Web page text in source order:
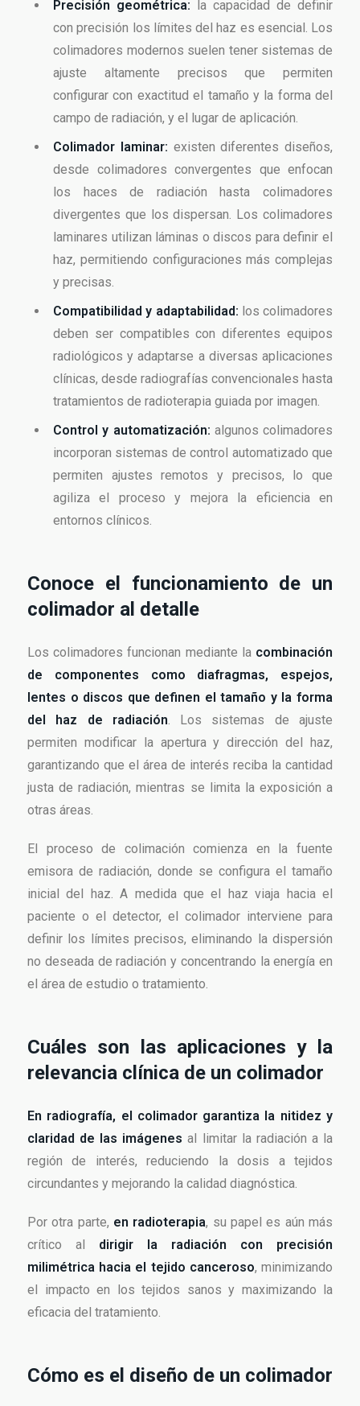
Precisión geométrica: la capacidad de definir
con precisión los límites del haz es esencial. Los
colimadores modernos suelen tener sistemas de
ajuste altamente precisos que permiten
configurar con exactitud el tamaño y la forma del
campo de radiación, y el lugar de aplicación.
Colimador laminar: existen diferentes diseños,
desde colimadores convergentes que enfocan
los haces de radiación hasta colimadores
divergentes que los dispersan. Los colimadores
laminares utilizan láminas o discos para definir el
haz, permitiendo configuraciones más complejas
y precisas.
Compatibilidad y adaptabilidad: los colimadores
deben ser compatibles con diferentes equipos
radiológicos y adaptarse a diversas aplicaciones
clínicas, desde radiografías convencionales hasta
tratamientos de radioterapia guiada por imagen.
Control y automatización: algunos colimadores
incorporan sistemas de control automatizado que
permiten ajustes remotos y precisos, lo que
agiliza el proceso y mejora la eficiencia en
entornos clínicos.
Conoce el funcionamiento de un
colimador al detalle
Los colimadores funcionan mediante la combinación
de componentes como diafragmas, espejos,
lentes o discos que definen el tamaño y la forma
del haz de radiación. Los sistemas de ajuste
permiten modificar la apertura y dirección del haz,
garantizando que el área de interés reciba la cantidad
justa de radiación, mientras se limita la exposición a
otras áreas.
El proceso de colimación comienza en la fuente
emisora de radiación, donde se configura el tamaño
inicial del haz. A medida que el haz viaja hacia el
paciente o el detector, el colimador interviene para
definir los límites precisos, eliminando la dispersión
no deseada de radiación y concentrando la energía en
el área de estudio o tratamiento.
Cuáles son las aplicaciones y la
relevancia clínica de un colimador
En radiografía, el colimador garantiza la nitidez y
claridad de las imágenes al limitar la radiación a la
región de interés, reduciendo la dosis a tejidos
circundantes y mejorando la calidad diagnóstica.
Por otra parte, en radioterapia, su papel es aún más
crítico al dirigir la radiación con precisión
milimétrica hacia el tejido canceroso, minimizando
el impacto en los tejidos sanos y maximizando la
eficacia del tratamiento.
Cómo es el diseño de un colimador